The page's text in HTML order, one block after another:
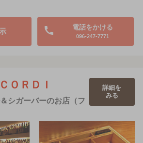
電話をかける
096-247-7771
ＯＲＤＩ
シガーバーのお店（フ
詳細を
みる